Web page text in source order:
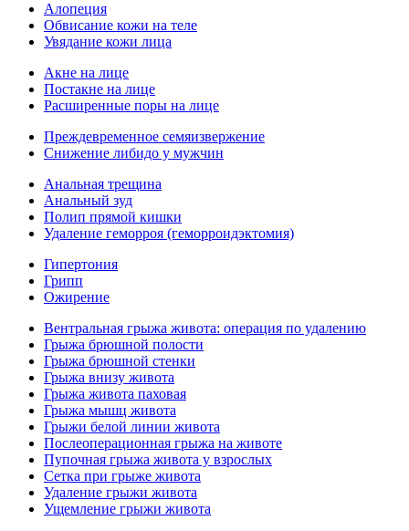
Алопеция
Обвисание кожи на теле
Увядание кожи лица
Акне на лице
Постакне на лице
Расширенные поры на лице
Преждевременное семяизвержение
Снижение либидо у мужчин
Анальная трещина
Анальный зуд
Полип прямой кишки
Удаление геморроя (геморроидэктомия)
Гипертония
Грипп
Ожирение
Вентральная грыжа живота: операция по удалению
Грыжа брюшной полости
Грыжа брюшной стенки
Грыжа внизу живота
Грыжа живота паховая
Грыжа мышц живота
Грыжи белой линии живота
Послеоперационная грыжа на животе
Пупочная грыжа живота у взрослых
Сетка при грыже живота
Удаление грыжи живота
Ущемление грыжи живота